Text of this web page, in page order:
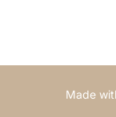
Made